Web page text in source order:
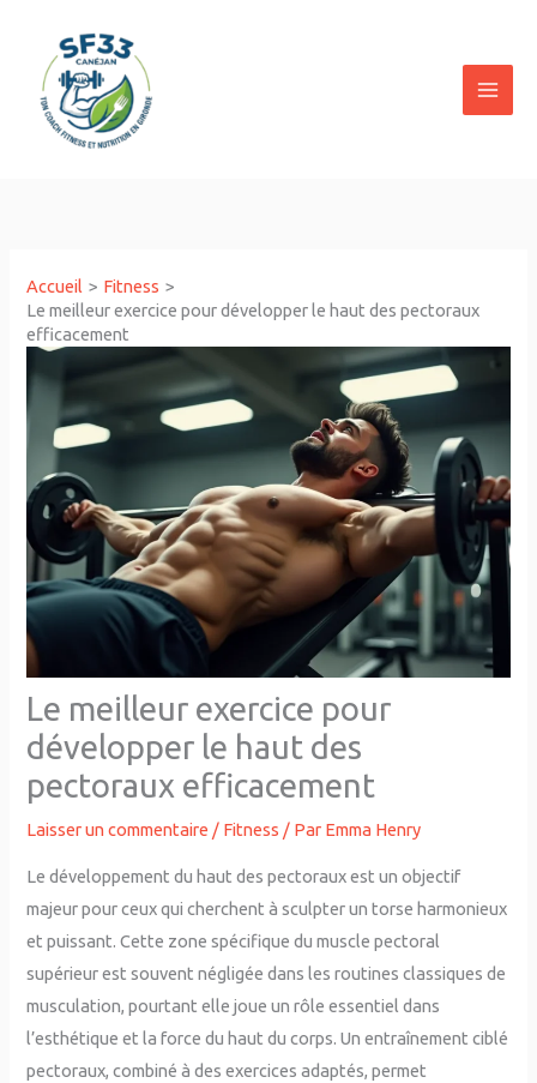
contenu
Accueil
Fitness
Le meilleur exercice pour développer le haut des pectoraux
efficacement
Le meilleur exercice pour
développer le haut des
pectoraux efficacement
Laisser un commentaire / Fitness / Par Emma Henry
Le développement du haut des pectoraux est un objectif
majeur pour ceux qui cherchent à sculpter un torse harmonieux
et puissant. Cette zone spécifique du muscle pectoral
supérieur est souvent négligée dans les routines classiques de
musculation, pourtant elle joue un rôle essentiel dans
l’esthétique et la force du haut du corps. Un entraînement ciblé
pectoraux, combiné à des exercices adaptés, permet